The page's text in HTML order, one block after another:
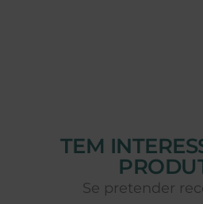
TEM
Se pretender